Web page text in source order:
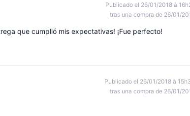
Publicado el 26/01/2018 à
tras una compra de 26/01/
que cumplió mis expectativas! ¡Fue perfecto!
Publicado el 26/01/2018 à
tras una compra de 26/01/